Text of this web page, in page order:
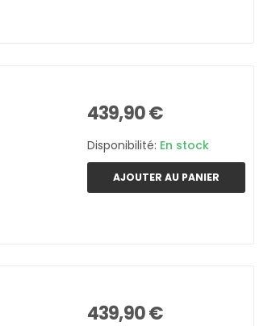
439,90 €
Disponibilité: En stock
AJOUTER AU PANIER
439,90 €